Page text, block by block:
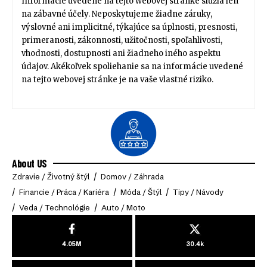
na zábavné účely. Neposkytujeme žiadne záruky,
výslovné ani implicitné, týkajúce sa úplnosti, presnosti,
primeranosti, zákonnosti, užitočnosti, spoľahlivosti,
vhodnosti, dostupnosti ani žiadneho iného aspektu
údajov. Akékoľvek spoliehanie sa na informácie uvedené
na tejto webovej stránke je na vaše vlastné riziko.
About US
Zdravie / Životný štýl
Domov / Záhrada
Financie / Práca / Kariéra
Móda / Štýl
Tipy / Návody
Veda / Technológie
Auto / Moto
4.05M 30.4k